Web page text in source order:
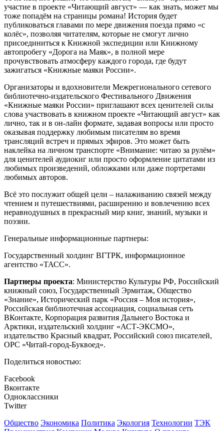
участие в проекте «Читающий август» — как знать, может мы
тоже попадём на страницы романа! История будет
публиковаться главами по мере движения поезда прямо «с
колёс», позволяя читателям, которые не смогут лично
присоединиться к Книжной экспедиции или Книжному
автопробегу «Дорога на Маяк», в полной мере
прочувствовать атмосферу каждого города, где будут
зажигаться «Книжные маяки России».
Организаторы и вдохновители Межрегионального сетевого
библиотечно-издательского Фестивального Движения
«Книжные маяки России» приглашают всех ценителей силы
слова участвовать в книжном проекте «Читающий август» как
лично, так и в он-лайн формате, задавая вопросы или просто
оказывая поддержку любимым писателям во время
трансляций встреч и прямых эфиров. Это может быть
наклейка на личном транспорте «Внимание: читаю за рулём»
для ценителей аудиокиг или просто оформление цитатами из
любимых произведений, обложками или даже портретами
любимых авторов.
Всё это послужит общей цели – налаживанию связей между
чтением и путешествиями, расширению и вовлечению всех
неравнодушных в прекрасный мир книг, знаний, музыки и
поэзии.
Генеральные информационные партнеры:
Государственный холдинг ВГТРК, информационное
агентство «ТАСС».
Партнеры проекта: Министерство Культуры РФ, Российский
книжный союз, Государственный Эрмитаж, Общество
«Знание», Исторический парк «Россия – Моя история»,
Российская библиотечная ассоциация, социальная сеть
ВКонтакте, Корпорация развития Дальнего Востока и
Арктики, издательский холдинг «АСТ-ЭКСМО»,
издательство Красный квадрат, Российский союз писателей,
ОРС «Читай-город-Буквоед».
Поделиться новостью:
Facebook
Вконтакте
Одноклассники
Twitter
Общество Экономика Политика Экология Технологии ТЭК